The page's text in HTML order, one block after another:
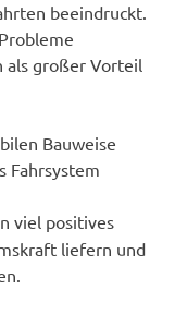
beeindruckt.
als großer Vorteil
Bauweise
Fahrsystem
viel positives
liefern und